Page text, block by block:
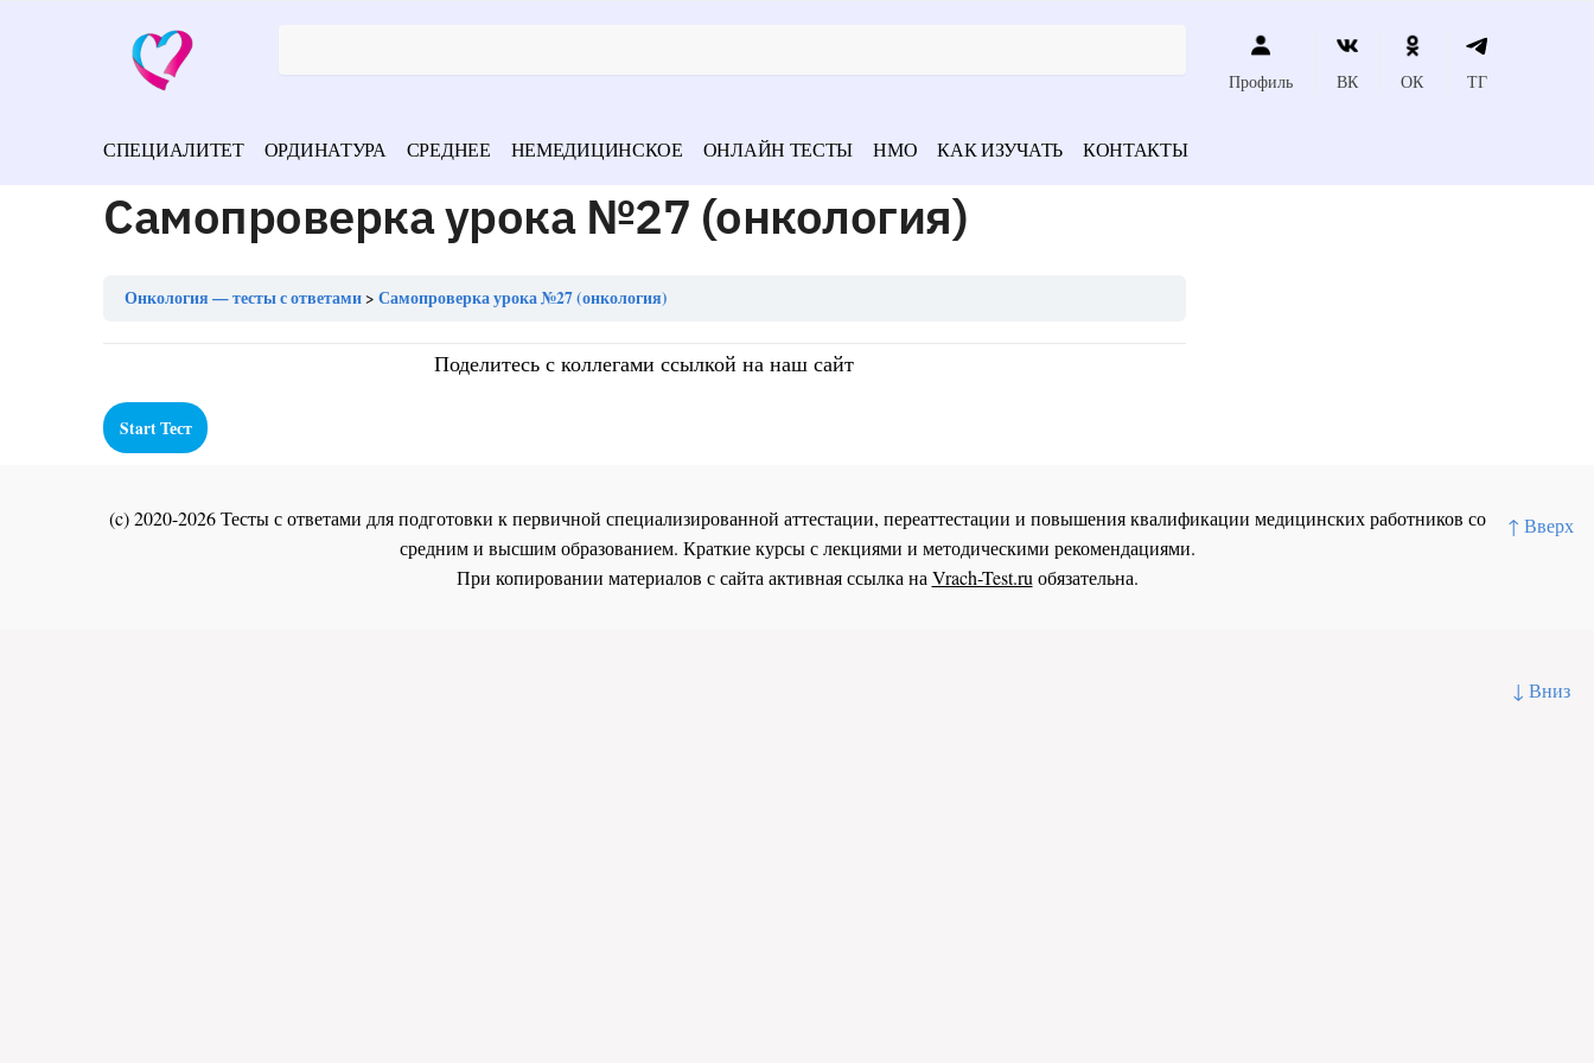
↑ Вверх
↓ Вниз
Профиль ВК ОК ТГ
СПЕЦИАЛИТЕТ ОРДИНАТУРА СРЕДНЕЕ НЕМЕДИЦИНСКОЕ ОНЛАЙН ТЕСТЫ НМО КАК ИЗУЧАТЬ КОНТАКТЫ
Самопроверка урока №27 (онкология)
Онкология — тесты с ответами Самопроверка урока №27 (онкология)
Поделитесь с коллегами ссылкой на наш сайт
(c) 2020-2026 Тесты с ответами для подготовки к первичной специализированной аттестации, переаттестации и повышения квалификации медицинских работников со
средним и высшим образованием. Краткие курсы с лекциями и методическими рекомендациями.
При копировании материалов с сайта активная ссылка на Vrach-Test.ru обязательна.